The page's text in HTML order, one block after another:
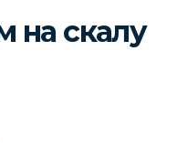
на скалу